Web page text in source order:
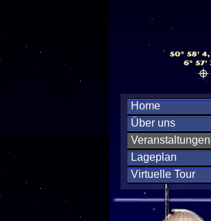
Home
Über uns
Veranstaltungen
Lageplan
Virtuelle Tour